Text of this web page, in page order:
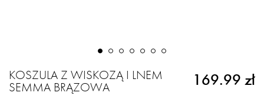
KOSZULA Z WISKOZĄ I LNEM
SEMMA BRĄZOWA 169.99 zł